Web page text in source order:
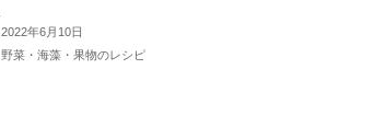
2022年6月10日
野菜・海藻・果物のレシピ